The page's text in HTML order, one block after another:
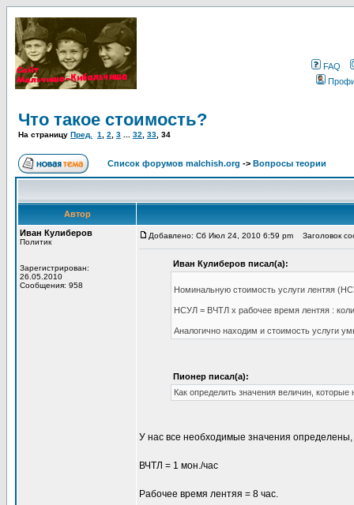
FAQ
Что такое стоимость?
На страницу Пред. 1 2 3 32 33 34
Список форумов malchish.org -> Вопросы теории
Автор
Иван Кулиберов
Политик
Зарегистрирован:
26.05.2010
Сообщения: 958
Добавлено: Сб Июл 24, 2010 6:59 pm Заголовок
Иван Кулиберов писал(а):
Номинальную стоимость услуги лентяя
НСУЛ = ВЧТЛ х рабочее время лентяя :
Аналогично находим и стоимость услуги
Пионер писал(а):
Как определить значения величин,
У нас все необходимые значения определены,
ВЧТЛ = 1 мон./час
Рабочее время лентяя = 8 час.